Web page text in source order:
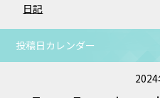
日記
投稿日カレンダー
2024